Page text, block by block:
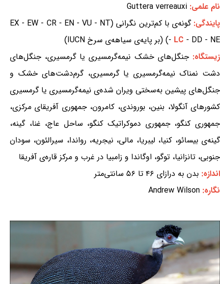
نام علمی: Guttera verreauxi
پایندگی:
گونه‌ی با کم‌ترین نگرانی (EX - EW - CR - EN - VU - NT
- LC - DD - NE) (بر پایه‌ی سیاهه‌ی سرخ IUCN)
زیستگاه:جنگل‌های خشک نیمه‌گرمسیری یا گرمسیری، جنگل‌های
دشت نمناک نیمه‌گرمسیری یا گرمسیری، گرم‌دشت‌های خشک و
جنگل‌های پیشین به‌سختی ویران شده‌ی نیمه‌گرمسیری یا گرمسیری
کشورهای آنگولا، بنین، بوروندی، کامرون، جمهوری آفریقای مرکزی،
جمهوری کنگو، جمهوری دموکراتیک کنگو، ساحل عاج، غنا، گینه،
گینه‌ی بیسائو، کنیا، لیبریا، مالی، نیجریه، رواندا، سیرالئون، سودان
جنوبی، تانزانیا، توگو، اوگاندا و زامبیا در غرب و مرکز قاره‌ی آفریقا
اندازه: بدن به درازای ۴۶ تا ۵۶ سانتی‌متر
نگاره: Andrew Wilson